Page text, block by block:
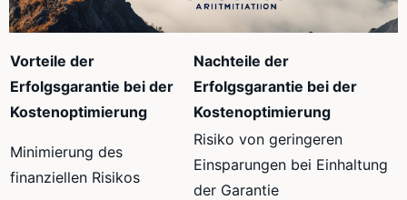
Vorteile der
Erfolgsgarantie bei der
Kostenoptimierung
Nachteile der
Erfolgsgarantie bei der
Kostenoptimierung
Minimierung des
finanziellen Risikos
Risiko von geringeren
Einsparungen bei Einhaltung
der Garantie